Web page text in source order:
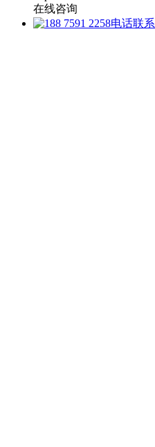
在线咨询
电话联系